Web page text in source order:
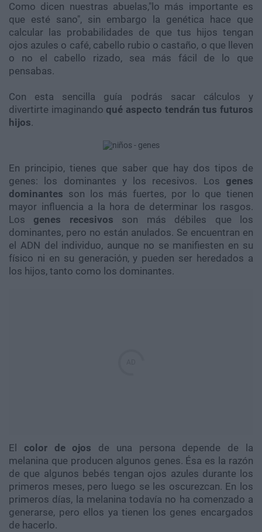
Como dicen nuestras abuelas,"lo más importante es
que esté sano", sin embargo la genética hace que
calcular las probabilidades de que tus hijos tengan
ojos azules o café, cabello rubio o castaño, o que lleven
o no el cabello rizado, sea más fácil de lo que
pensabas.
Con esta sencilla guía podrás sacar cálculos y
divertirte imaginando qué aspecto tendrán tus futuros
hijos.
En principio, tienes que saber que hay dos tipos de
genes: los dominantes y los recesivos. Los genes
dominantes son los más fuertes, por lo que tienen
mayor influencia a la hora de determinar los rasgos.
Los genes recesivos son más débiles que los
dominantes, pero no están anulados. Se encuentran en
el ADN del individuo, aunque no se manifiesten en su
físico ni en su generación, y pueden ser heredados a
los hijos, tanto como los dominantes.
El color de ojos de una persona depende de la
melanina que producen algunos genes. Ésa es la razón
de que algunos bebés tengan ojos azules durante los
primeros meses, pero luego se les oscurezcan. En los
primeros días, la melanina todavía no ha comenzado a
generarse, pero ellos ya tienen los genes encargados
de hacerlo.